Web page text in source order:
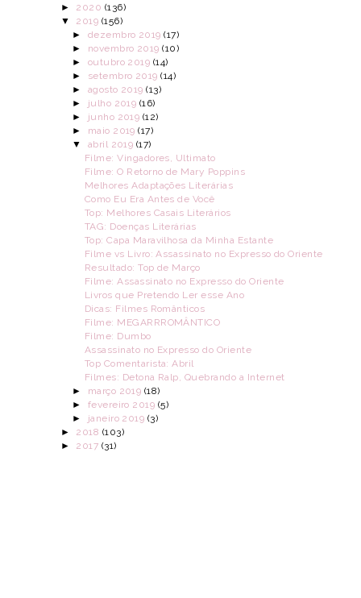
► 2020 (136)
▼ 2019 (156)
► dezembro 2019(17)
► novembro 2019(10)
► outubro 2019 (14)
► setembro 2019(14)
► agosto 2019(13)
► julho 2019 (16)
► junho 2019 (12)
► maio 2019(17)
▼ abril 2019 (17)
Filme: Vingadores, Ultimato
Filme: O Retorno de Mary Poppins
Melhores Adaptações Literárias
Como Eu Era Antes de Você
Top: Melhores Casais Literários
TAG: Doenças Literárias
Top: Capa Maravilhosa da Minha Estante
Filme vs Livro: Assassinato no Expresso do Oriente
Resultado: Top de Março
Filme: Assassinato no Expresso do Oriente
Livros que Pretendo Ler esse Ano
Dicas: Filmes Românticos
Filme: MEGARRROMÂNTICO
Filme: Dumbo
Assassinato no Expresso do Oriente
Top Comentarista: Abril
Filmes: Detona Ralp, Quebrando a Internet
► março 2019 (18)
► fevereiro 2019 (5)
► janeiro 2019 (3)
► 2018 (103)
► 2017 (31)